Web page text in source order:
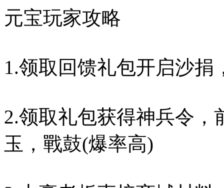
元宝玩家攻略
1.领取回馈礼包开启沙
2.领取礼包获得神兵令
玉，戰鼓(爆率高)